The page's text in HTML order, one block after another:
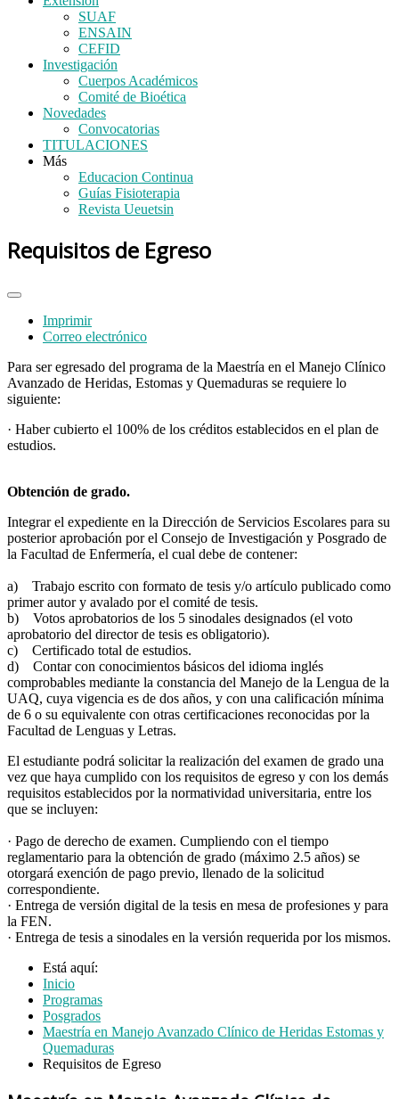
SUAF
ENSAIN
CEFID
Investigación
Cuerpos Académicos
Comité de Bioética
Novedades
Convocatorias
TITULACIONES
Más
Educacion Continua
Guías Fisioterapia
Revista Ueuetsin
Requisitos de Egreso
Imprimir
Correo electrónico
Para ser egresado del programa de la Maestría en el Manejo Clínico
Avanzado de Heridas, Estomas y Quemaduras se requiere lo
siguiente:
· Haber cubierto el 100% de los créditos establecidos en el plan de
estudios.
Obtención de grado.
Integrar el expediente en la Dirección de Servicios Escolares para su
posterior aprobación por el Consejo de Investigación y Posgrado de
la Facultad de Enfermería, el cual debe de contener:
a) Trabajo escrito con formato de tesis y/o artículo publicado como
primer autor y avalado por el comité de tesis.
b) Votos aprobatorios de los 5 sinodales designados (el voto
aprobatorio del director de tesis es obligatorio).
c) Certificado total de estudios.
d) Contar con conocimientos básicos del idioma inglés
comprobables mediante la constancia del Manejo de la Lengua de la
UAQ, cuya vigencia es de dos años, y con una calificación mínima
de 6 o su equivalente con otras certificaciones reconocidas por la
Facultad de Lenguas y Letras.
El estudiante podrá solicitar la realización del examen de grado una
vez que haya cumplido con los requisitos de egreso y con los demás
requisitos establecidos por la normatividad universitaria, entre los
que se incluyen:
· Pago de derecho de examen. Cumpliendo con el tiempo
reglamentario para la obtención de grado (máximo 2.5 años) se
otorgará exención de pago previo, llenado de la solicitud
correspondiente.
· Entrega de versión digital de la tesis en mesa de profesiones y para
la FEN.
· Entrega de tesis a sinodales en la versión requerida por los mismos.
Está aquí:
Inicio
Programas
Posgrados
Maestría en Manejo Avanzado Clínico de Heridas Estomas y
Quemaduras
Requisitos de Egreso